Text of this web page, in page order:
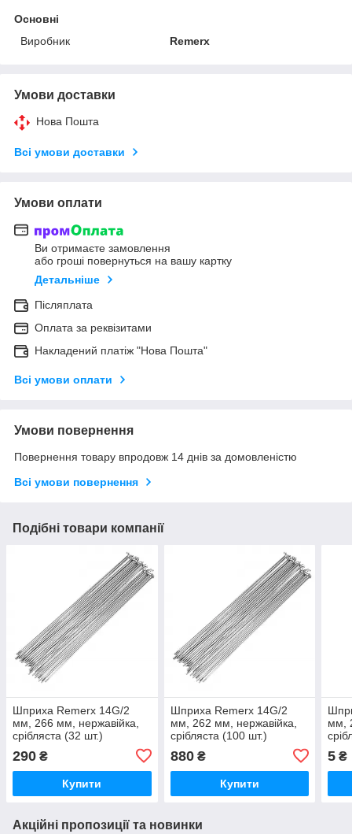
Основні
Виробник
Remerx
Умови доставки
Нова Пошта
Всі умови доставки
Умови оплати
Ви отримаєте замовлення
або гроші повернуться на вашу картку
Детальніше
Післяплата
Оплата за реквізитами
Накладений платіж "Нова Пошта"
Всі умови оплати
Умови повернення
Повернення товару впродовж 14 днів за домовленістю
Всі умови повернення
Подібні товари компанії
Шприха Remerx 14G/2
мм, 266 мм, нержавійка,
срібляста (32 шт.)
290 ₴
Купити
Шприха Remerx 14G/2
мм, 262 мм, нержавійка,
срібляста (100 шт.)
880₴
Купити
мм,
5 ₴
Акційні пропозиції та новинки